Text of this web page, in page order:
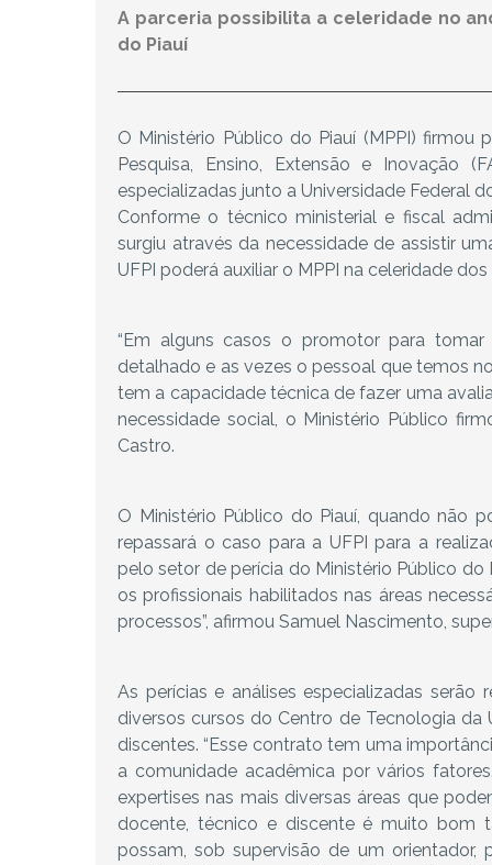
A parceria possibilita a celeridade no
do Piauí
O Ministério Público do Piauí (MPPI)
Pesquisa, Ensino, Extensão e Inovação
especializadas junto a Universidade Federal
Conforme o técnico ministerial e fiscal
surgiu através da necessidade de assistir
UFPI poderá auxiliar o MPPI na celeridade
“Em alguns casos o promotor para
detalhado e as vezes o pessoal que temos
tem a capacidade técnica de fazer uma
necessidade social, o Ministério Público
Castro.
O Ministério Público do Piauí, quando não
repassará o caso para a UFPI para a
pelo setor de perícia do Ministério Público do
os profissionais habilitados nas áreas
processos”, afirmou Samuel Nascimento,
As perícias e análises especializadas
diversos cursos do Centro de Tecnologia
discentes. “Esse contrato tem uma
a comunidade acadêmica por vários
expertises nas mais diversas áreas que
docente, técnico e discente é muito bom
possam, sob supervisão de um orientador,